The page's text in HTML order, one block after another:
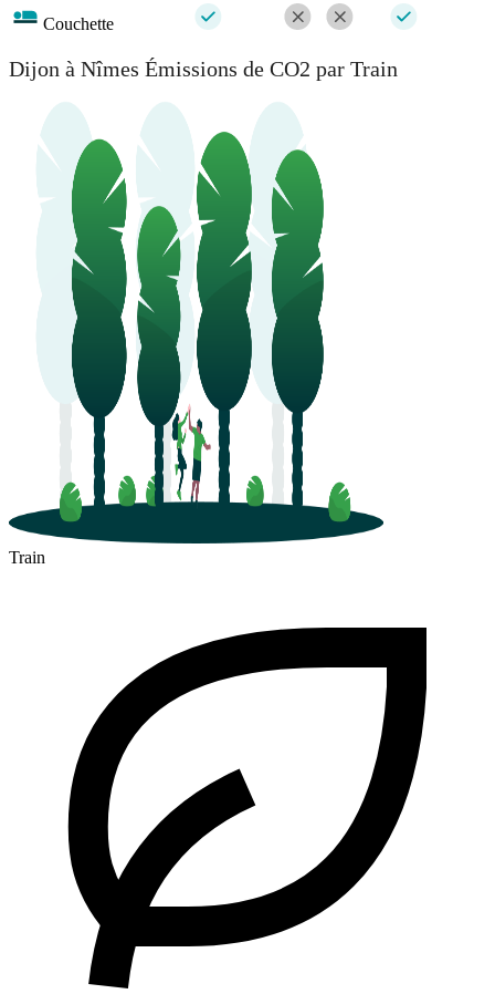
Couchette
Dijon à Nîmes Émissions de CO2 par Train
Train